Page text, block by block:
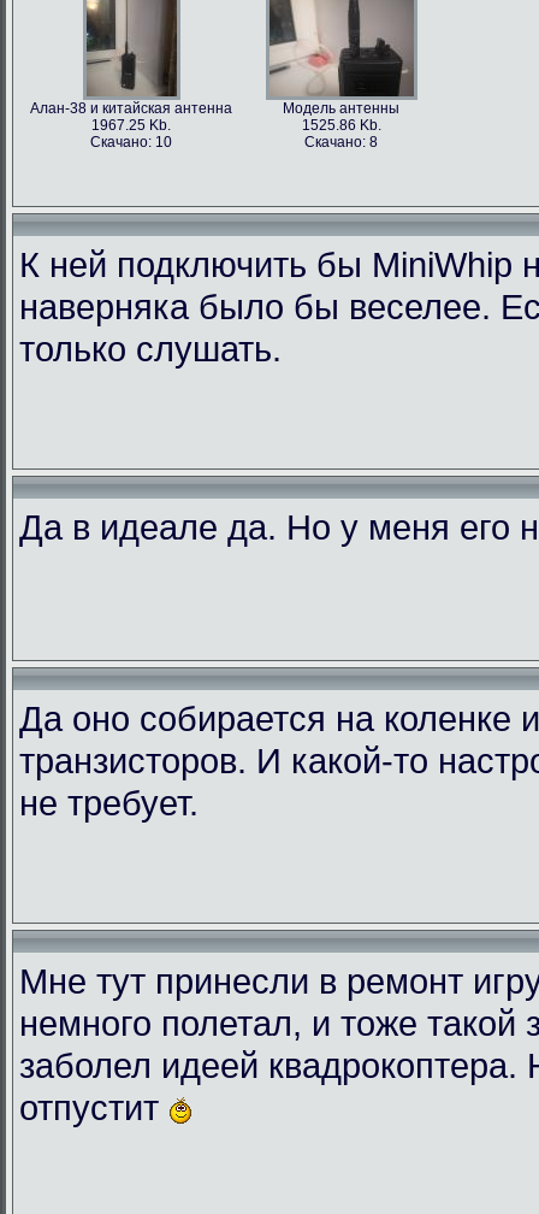
Алан-38 и китайская антенна
1967.25 Kb.
Скачано: 10
Модель антенны
1525.86 Kb.
Скачано: 8
К ней подключить бы MiniWhip
наверняка было бы веселее.
только слушать.
Да в идеале да. Но у меня его
Да оно собирается на коленке
транзисторов. И какой-то
не требует.
Мне тут принесли в ремонт
немного полетал, и тоже такой
заболел идеей
отпустит